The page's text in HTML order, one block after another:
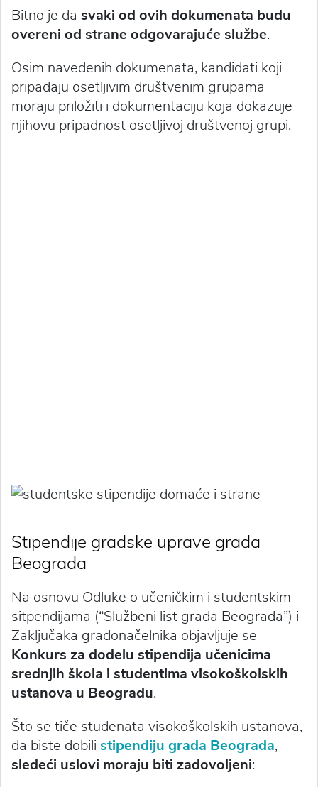
Bitno je da svaki od ovih dokumenata budu
overeni od strane odgovarajuće službe.
Osim navedenih dokumenata, kandidati koji
pripadaju osetljivim društvenim grupama
moraju priložiti i dokumentaciju koja dokazuje
njihovu pripadnost osetljivoj društvenoj grupi.
Stipendije gradske uprave grada
Beograda
Na osnovu Odluke o učeničkim i studentskim
sitpendijama (“Službeni list grada Beograda”) i
Zaključaka gradonačelnika objavljuje se
Konkurs za dodelu stipendija učenicima
srednjih škola i studentima visokoškolskih
ustanova u Beogradu.
Što se tiče studenata visokoškolskih ustanova,
da biste dobili stipendiju grada Beograda,
sledeći uslovi moraju biti zadovoljeni: